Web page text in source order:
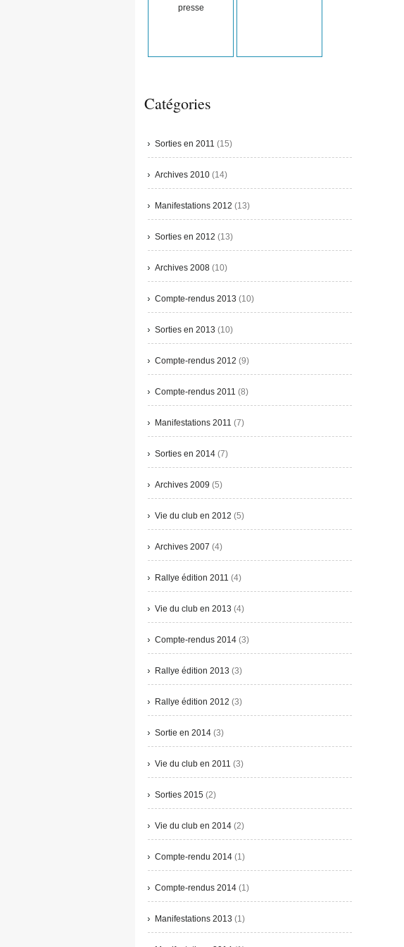
presse
Catégories
Sorties en 2011 (15)
Archives 2010 (14)
Manifestations 2012 (13)
Sorties en 2012 (13)
Archives 2008 (10)
Compte-rendus 2013 (10)
Sorties en 2013 (10)
Compte-rendus 2012 (9)
Compte-rendus 2011 (8)
Manifestations 2011 (7)
Sorties en 2014 (7)
Archives 2009 (5)
Vie du club en 2012 (5)
Archives 2007 (4)
Rallye édition 2011 (4)
Vie du club en 2013 (4)
Compte-rendus 2014 (3)
Rallye édition 2013 (3)
Rallye édition 2012 (3)
Sortie en 2014 (3)
Vie du club en 2011 (3)
Sorties 2015 (2)
Vie du club en 2014 (2)
Compte-rendu 2014 (1)
Compte-rendus 2014 (1)
Manifestations 2013 (1)